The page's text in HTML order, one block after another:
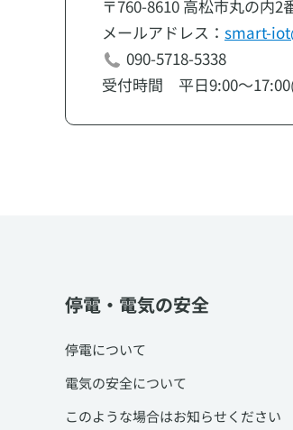
〒760-8610 高松市丸の内2
メールアドレス： smart-
090-5718-5338
受付時間 平日9:00～17:00
停電・電気の安全
停電について
電気の安全について
このような場合はお知らせください